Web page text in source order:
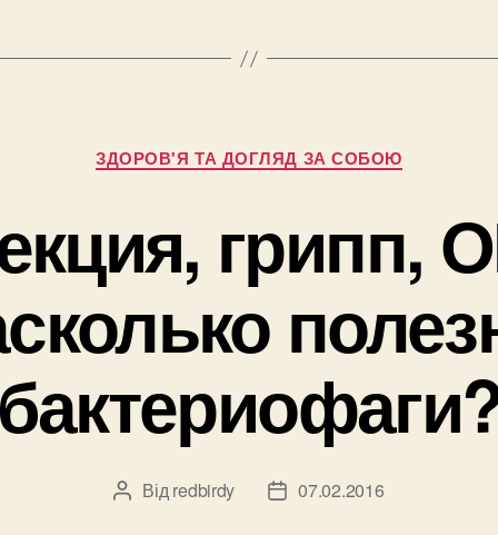
гриппа
Категорії
ЗДОРОВ'Я ТА ДОГЛЯД ЗА СОБОЮ
грипп,
Автор
Від redbirdy
Дата07.02.2016